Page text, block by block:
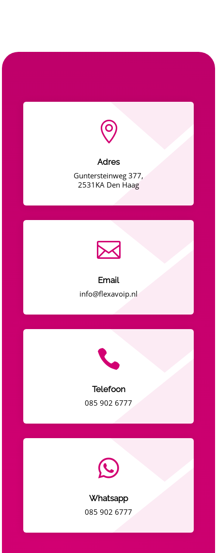

Adres
Guntersteinweg 377,
2531KA Den Haag

Email
info@flexavoip.nl

Telefoon
085 902 6777

Whatsapp
085 902 6777